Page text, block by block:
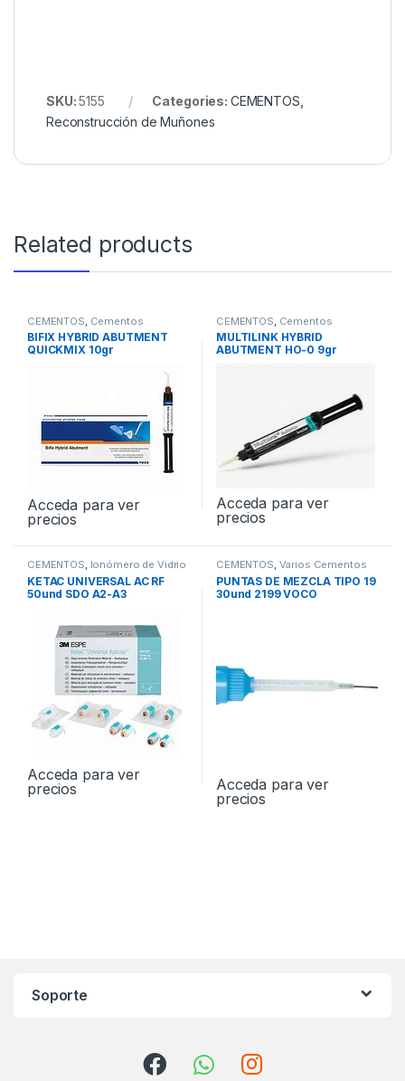
SKU:5155 Categories: CEMENTOS
Reconstrucción de Muñones
Related products
CEMENTOS Cementos
Definitivos
BIFIX HYBRID ABUTMENT
QUICKMIX 10gr
Acceda para ver
precios
CEMENTOS Cementos
Definitivos
MULTILINK HYBRID
ABUTMENT HO-0 9gr
Acceda para ver
precios
CEMENTOS, Ionómero de Vidrio
KETAC UNIVERSAL AC RF
50und SDO A2-A3
Acceda para ver
precios
CEMENTOS, Varios Cementos
PUNTAS DE MEZCLA TIPO 19
30und 2199 VOCO
Acceda para ver
precios
Soporte